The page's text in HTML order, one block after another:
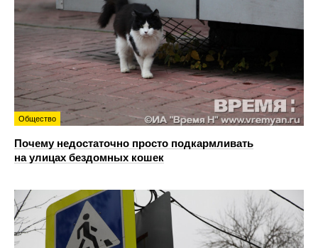
Общество
Почему недостаточно просто подкармливать
на улицах бездомных кошек